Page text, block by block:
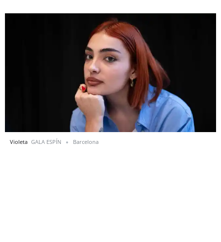
Violeta GALA ESPÍN Barcelona